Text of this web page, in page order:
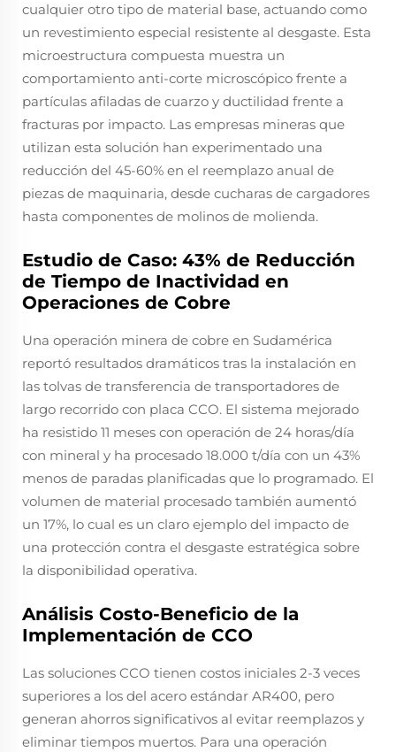
cualquier otro tipo de material base, actuando como
un revestimiento especial resistente al desgaste. Esta
microestructura compuesta muestra un
comportamiento anti-corte microscópico frente a
partículas afiladas de cuarzo y ductilidad frente a
fracturas por impacto. Las empresas mineras que
utilizan esta solución han experimentado una
reducción del 45-60% en el reemplazo anual de
piezas de maquinaria, desde cucharas de cargadores
hasta componentes de molinos de molienda.
Estudio de Caso: 43% de Reducción
de Tiempo de Inactividad en
Operaciones de Cobre
Una operación minera de cobre en Sudamérica
reportó resultados dramáticos tras la instalación en
las tolvas de transferencia de transportadores de
largo recorrido con placa CCO. El sistema mejorado
ha resistido 11 meses con operación de 24 horas/día
con mineral y ha procesado 18.000 t/día con un 43%
menos de paradas planificadas que lo programado. El
volumen de material procesado también aumentó
un 17%, lo cual es un claro ejemplo del impacto de
una protección contra el desgaste estratégica sobre
la disponibilidad operativa.
Análisis Costo-Beneficio de la
Implementación de CCO
Las soluciones CCO tienen costos iniciales 2-3 veces
superiores a los del acero estándar AR400, pero
generan ahorros significativos al evitar reemplazos y
eliminar tiempos muertos. Para una operación